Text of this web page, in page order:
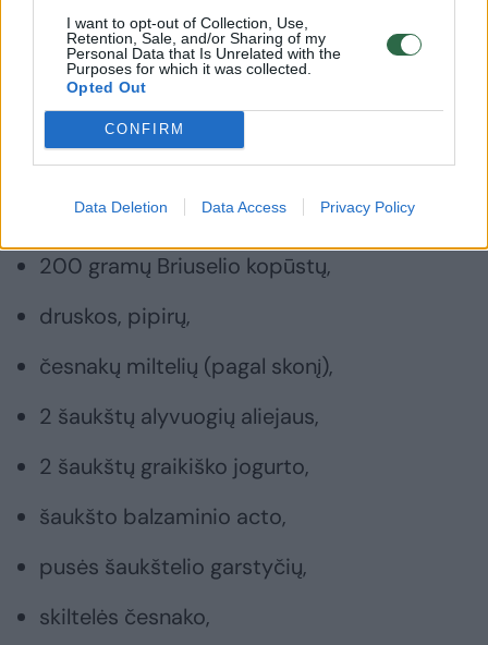
I want to opt-out of Collection, Use,
Retention, Sale, and/or Sharing of my
Personal Data that Is Unrelated with the
Purposes for which it was collected.
Opted Out
CONFIRM
Data Deletion Data Access Privacy Policy
žuvies ir mėsos patiekalų“, – sako
B.Baratinskaitė.
Briuselio kopūstų salotos
200 gramų Briuselio kopūstų,
druskos, pipirų,
česnakų miltelių (pagal skonį),
2 šaukštų alyvuogių aliejaus,
2 šaukštų graikiško jogurto,
šaukšto balzaminio acto,
pusės šaukštelio garstyčių,
skiltelės česnako,